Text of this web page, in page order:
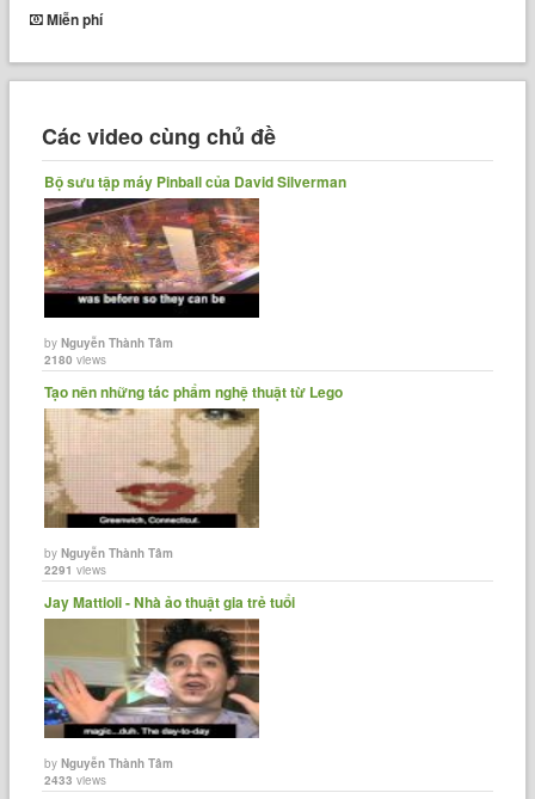
Miễn phí
Các video cùng chủ đề
Bộ sưu tập máy Pinball của David Silverman
byNguyễn Thành Tâm
2180 views
Tạo nên những tác phẩm nghệ thuật từ Lego
byNguyễn Thành Tâm
2291 views
Jay Mattioli - Nhà ảo thuật gia trẻ tuổi
byNguyễn Thành Tâm
2433 views